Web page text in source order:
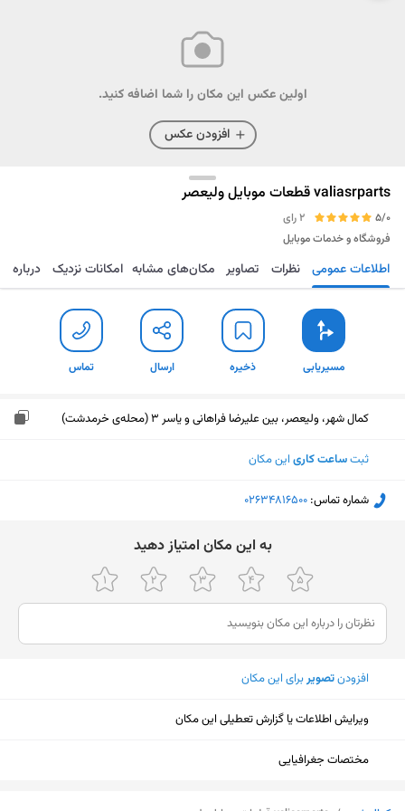
اولین عکس این مکان را شما اضافه کنید.
افزودن عکس
valiasrparts قطعات موبایل ولیعصر
5/0
2 رای
فروشگاه و خدمات موبایل
مسیریابی ذخیره ارسال تماس اطلاعات عمومی نظرات تصاویر مکان‌های مشابه امکانات نزدیک درباره
مسیریابی ذخیره ارسال تماس
کمال شهر، ولیعصر، بین علیرضا فراهانی و یاسر 3 (محله‌ی خرمدشت)
ثبتساعت کاری این مکان
شماره تماس: ‎02634816500
ﺑﻪ اﯾﻦ ﻣﮑﺎن اﻣﺘﯿﺎز دﻫﯿﺪ
افزودنتصویربرای این مکان
ویرایش اطلاعات یا گزارش تعطیلی این مکان
مختصات جغرافیایی